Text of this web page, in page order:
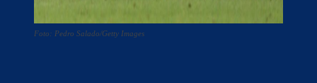
Foto: Pedro Salado/Getty Images